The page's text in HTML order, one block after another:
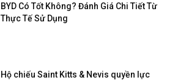
BYD Có Tốt Không? Đánh Giá Chi Tiết Từ
Thực Tế Sử Dụng
Hộ chiếu Saint Kitts & Nevis quyền lực